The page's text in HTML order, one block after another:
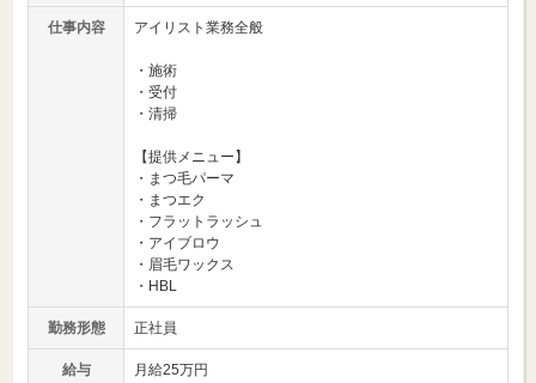
仕事内容 アイリスト業務全般
・施術
・受付
・清掃
【提供メニュー】
・まつ毛パーマ
・まつエク
・フラットラッシュ
・アイブロウ
・眉毛ワックス
・HBL
勤務形態 正社員
給与
月給25万円